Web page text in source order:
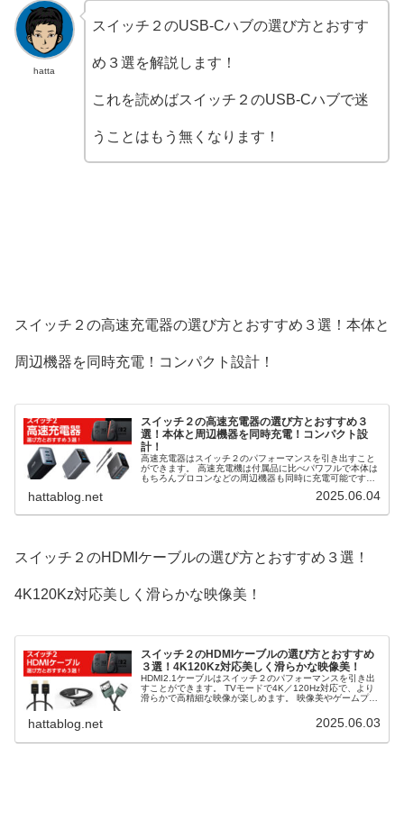
hatta
スイッチ２のUSB-Cハブの選び方とおすす
め３選を解説します！
これを読めばスイッチ２のUSB-Cハブで迷
うことはもう無くなります！
スイッチ２の高速充電器の選び方とおすすめ３選！本体と
周辺機器を同時充電！コンパクト設計！
スイッチ２の高速充電器の選び方とおすすめ３
選！本体と周辺機器を同時充電！コンパクト設
計！
高速充電器はスイッチ２のパフォーマンスを引き出すこと
ができます。 高速充電機は付属品に比べパワフルで本体は
もちろんプロコンなどの周辺機器も同時に充電可能です。
やノートPCにも流用できます。 そこで、スイッチ２の高
hattablog.net 2025.06.04
スイッチ２のHDMIケーブルの選び方とおすすめ３選！
4K120Kz対応美しく滑らかな映像美！
スイッチ２のHDMIケーブルの選び方とおすすめ
３選！4K120Kz対応美しく滑らかな映像美！
HDMI2.1ケーブルはスイッチ２のパフォーマンスを引き出
すことができます。 TVモードで4K／120Hz対応で、より
滑らかで高精細な映像が楽しめます。 映像美やゲームプレ
です。 そこで、スイッチ２のHDMIケーブルの選び方とお
hattablog.net 2025.06.03